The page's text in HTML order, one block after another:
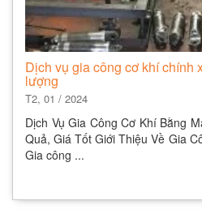
Dịch vụ gia công cơ khí chính
lượng
T2, 01 / 2024
Dịch Vụ Gia Công Cơ Khí Bằng
Quả, Giá Tốt Giới Thiệu Về Gia
Gia công ...